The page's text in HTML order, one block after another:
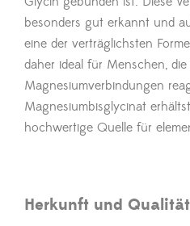
besonders gut erkannt und
eine der verträglichsten
daher ideal für Menschen,
Magnesiumverbindungen
Magnesiumbisglycinat
hochwertige Quelle für
Herkunft und Qualität